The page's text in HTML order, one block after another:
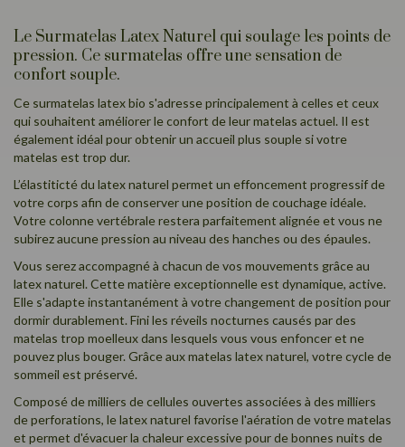
Le Surmatelas Latex Naturel qui soulage les points de
pression. Ce surmatelas offre une sensation de
confort souple.
Ce surmatelas latex bio s'adresse principalement à celles et ceux
qui souhaitent améliorer le confort de leur matelas actuel. Il est
également idéal pour obtenir un accueil plus souple si votre
matelas est trop dur.
L’élastiticté du latex naturel permet un effoncement progressif de
votre corps afin de conserver une position de couchage idéale.
Votre colonne vertébrale restera parfaitement alignée et vous ne
subirez aucune pression au niveau des hanches ou des épaules.
Vous serez accompagné à chacun de vos mouvements grâce au
latex naturel. Cette matière exceptionnelle est dynamique, active.
Elle s'adapte instantanément à votre changement de position pour
dormir durablement. Fini les réveils nocturnes causés par des
matelas trop moelleux dans lesquels vous vous enfoncer et ne
pouvez plus bouger. Grâce aux matelas latex naturel, votre cycle de
sommeil est préservé.
Composé de milliers de cellules ouvertes associées à des milliers
de perforations, le latex naturel favorise l'aération de votre matelas
et permet d'évacuer la chaleur excessive pour de bonnes nuits de